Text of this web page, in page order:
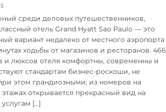
среди деловых путешественников,
отель Grand Hyatt Sao Paulo — это
вариант недалеко от местного аэропорта
ходьбы от магазинов и ресторанов. 466
и люксов отеля комфортны, современны и
стандартам бизнес-роскоши, не
этом грандиозными; из номеров на
этажах открывается прекрасный вид на
[…]